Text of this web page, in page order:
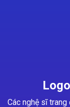
Các nghệ sĩ